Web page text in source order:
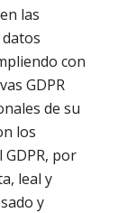
las
con
GDPR
de su
los
por
leal y
y